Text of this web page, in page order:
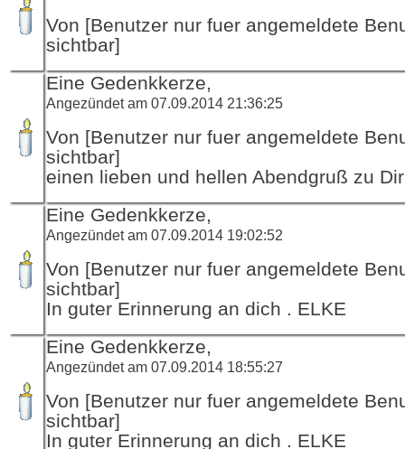
Von [Benutzer nur fuer angemeldete
sichtbar]
Eine Gedenkkerze,
Angezündet am 07.09.2014 21:36:25
Von [Benutzer nur fuer angemeldete
sichtbar]
einen lieben und hellen Abendgruß zu Dir
Eine Gedenkkerze,
Angezündet am 07.09.2014 19:02:52
Von [Benutzer nur fuer angemeldete
sichtbar]
In guter Erinnerung an dich . ELKE
Eine Gedenkkerze,
Angezündet am 07.09.2014 18:55:27
Von [Benutzer nur fuer angemeldete
sichtbar]
In guter Erinnerung an dich . ELKE